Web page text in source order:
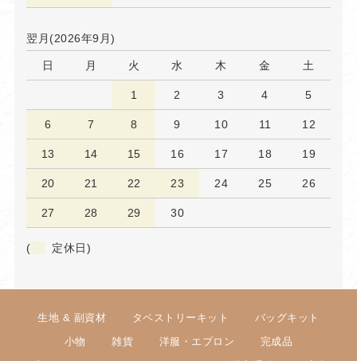
翌月(2026年9月)
日 月 火 水 木 金 土
1 2 3 4 5
6 7 8 9 10 11 12
13 14 15 16 17 18 19
20 21 22 23 24 25 26
27 28 29 30
( 定休日)
生地 & 副資材 タペストリーキット バッグキット
小物 雑貨 洋服・エプロン 完成品